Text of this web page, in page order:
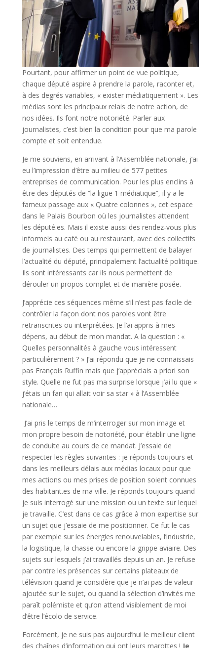
Pourtant, pour affirmer un point de vue politique,
chaque député aspire à prendre la parole, raconter et,
à des degrés variables, « exister médiatiquement ». Les
médias sont les principaux relais de notre action, de
nos idées. Ils font notre notoriété. Parler aux
journalistes, c’est bien la condition pour que ma parole
compte et soit entendue.
Je me souviens, en arrivant à l’Assemblée nationale, j’ai
eu l’impression d’être au milieu de 577 petites
entreprises de communication. Pour les plus enclins à
être des députés de “la ligue 1 médiatique”, il y a le
fameux passage aux « Quatre colonnes », cet espace
dans le Palais Bourbon où les journalistes attendent
les député.es. Mais il existe aussi des rendez-vous plus
informels au café ou au restaurant, avec des collectifs
de journalistes. Des temps qui permettent de balayer
l’actualité du député, principalement l’actualité politique.
Ils sont intéressants car ils nous permettent de
dérouler un propos complet et de manière posée.
J’apprécie ces séquences même s’il n’est pas facile de
contrôler la façon dont nos paroles vont être
retranscrites ou interprétées. Je l’ai appris à mes
dépens, au début de mon mandat. A la question : «
Quelles personnalités à gauche vous intéressent
particulièrement ? » J’ai répondu que je ne connaissais
pas François Ruffin mais que j’appréciais a priori son
style. Quelle ne fut pas ma surprise lorsque j’ai lu que «
j’étais un fan qui allait voir sa star » à l’Assemblée
nationale…
J’ai pris le temps de m’interroger sur mon image et
mon propre besoin de notoriété, pour établir une ligne
de conduite au cours de ce mandat. J’essaie de
respecter les règles suivantes : je réponds toujours et
dans les meilleurs délais aux médias locaux pour que
mes actions ou mes prises de position soient connues
des habitant.es de ma ville. Je réponds toujours quand
je suis interrogé sur une mission ou un texte sur lequel
je travaille. C’est dans ce cas grâce à mon expertise sur
un sujet que j’essaie de me positionner. Ce fut le cas
par exemple sur les énergies renouvelables, l’industrie,
la logistique, la chasse ou encore la grippe aviaire. Des
sujets sur lesquels j’ai travaillés depuis un an. Je refuse
par contre les présences sur certains plateaux de
télévision quand je considère que je n’ai pas de valeur
ajoutée sur le sujet, ou quand la sélection d’invités me
paraît polémiste et qu’on attend visiblement de moi
d’être l’écolo de service.
Forcément, je ne suis pas aujourd’hui le meilleur client
des chaînes d’information qui ont leurs marottes ! Je